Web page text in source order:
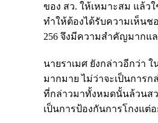
ของ สว. ให้เหมาะสม แล้ว
ทำให้ต้องได้รับความเห็นช
256 จึงมีความสำคัญมากแ
นายราเมศ ยังกล่าวอีกว่า
มากมาย ไม่ว่าจะเป็นการ
ที่กล่าวมาทั้งหมดนั้นล้วนส
เป็นการป้องกันการโกงแต่อ